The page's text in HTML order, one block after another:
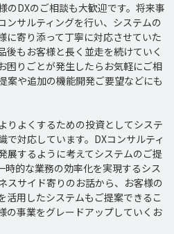
のDXのご相談も大歓迎です。将来事
ンサルティングを行い、システムの
に寄り添って丁寧に対応させていた
後もお客様と長く並走を続けていく
困りごとが発生したらお気軽にご相
案や追加の機能開発ご要望などにも
りよくするための投資としてシステ
で対応しています。DXコンサルティ
展するように考えてシステムのご提
時的な業務の効率化を実現するシス
スサイド寄りのお話から、お客様の
活用したシステムもご提案できるこ
の事業をグレードアップしていくお